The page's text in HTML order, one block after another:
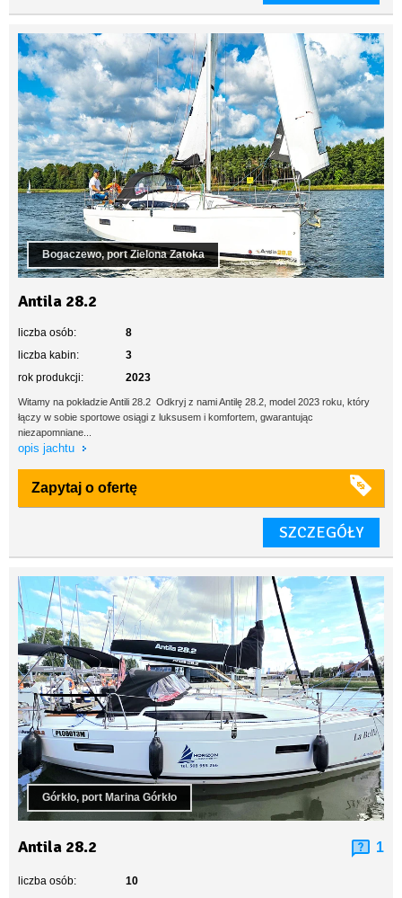
Bogaczewo, port Zielona Zatoka
Antila 28.2
liczba osób:
8
liczba kabin:
3
rok produkcji:
2023
Witamy na pokładzie Antili 28.2 Odkryj z nami Antilę 28.2, model 2023 roku, który
łączy w sobie sportowe osiągi z luksusem i komfortem, gwarantując
niezapomniane...
opis jachtu
Zapytaj o ofertę
SZCZEGÓŁY
Górkło, port Marina Górkło
Antila 28.2 1
liczba osób:
10